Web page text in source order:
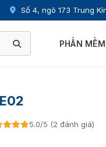
Số 4, ngõ 173 Trung
PHẦN MỀM
5.0/5 (2 đánh giá)